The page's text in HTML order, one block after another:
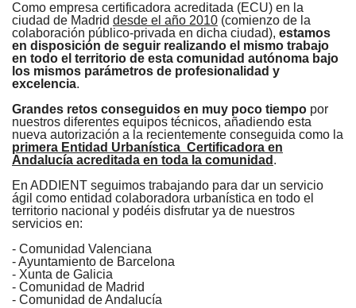
Como empresa certificadora acreditada (ECU) en la
ciudad de Madrid desde el año 2010 (comienzo de la
colaboración público-privada en dicha ciudad), estamos
en disposición de seguir realizando el mismo trabajo
en todo el territorio de esta comunidad autónoma bajo
los mismos parámetros de profesionalidad y
excelencia.
Grandes retos conseguidos en muy poco tiempo por
nuestros diferentes equipos técnicos, añadiendo esta
nueva autorización a la recientemente conseguida como la
primera Entidad Urbanística Certificadora en
Andalucía acreditada en toda la comunidad .
En ADDIENT seguimos trabajando para dar un servicio
ágil como entidad colaboradora urbanística en todo el
territorio nacional y podéis disfrutar ya de nuestros
servicios en:
- Comunidad Valenciana
- Ayuntamiento de Barcelona
- Xunta de Galicia
- Comunidad de Madrid
- Comunidad de Andalucía